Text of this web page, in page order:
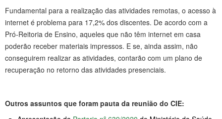
Fundamental para a realização das atividades remotas, o acesso à
internet é problema para 17,2% dos discentes. De acordo com a
Pró-Reitoria de Ensino, aqueles que não têm internet em casa
poderão receber materiais impressos. E se, ainda assim, não
conseguirem realizar as atividades, contarão com um plano de
recuperação no retorno das atividades presenciais.
Outros assuntos que foram pauta da reunião do CIE: